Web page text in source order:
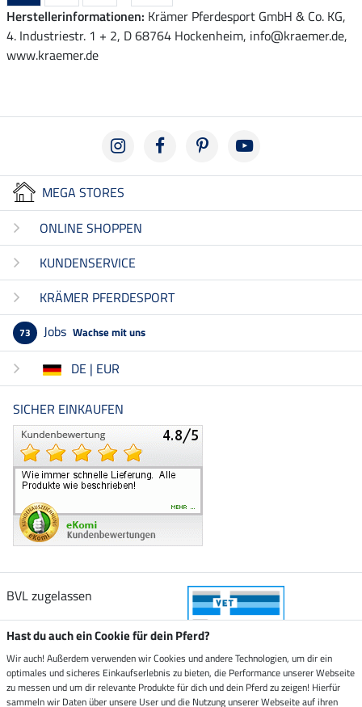
Herstellerinformationen: Krämer Pferdesport GmbH & Co. KG,
4. Industriestr. 1 + 2, D 68764 Hockenheim, info@kraemer.de,
www.kraemer.de
MEGA STORES
ONLINE SHOPPEN
KUNDENSERVICE
KRÄMER PFERDESPORT
73 Jobs Wachse mit uns
DE | EUR
SICHER EINKAUFEN
BVL zugelassen
Zustellung durch
Hast du auch ein Cookie für dein Pferd?
Wir auch! Außerdem verwenden wir Cookies und andere Technologien, um dir ein
optimales und sicheres Einkaufserlebnis zu bieten, die Performance unserer Webseite
zu messen und um dir relevante Produkte für dich und dein Pferd zu zeigen! Hierfür
sammeln wir Daten über unsere User und die Nutzung unserer Webseite auf ihren